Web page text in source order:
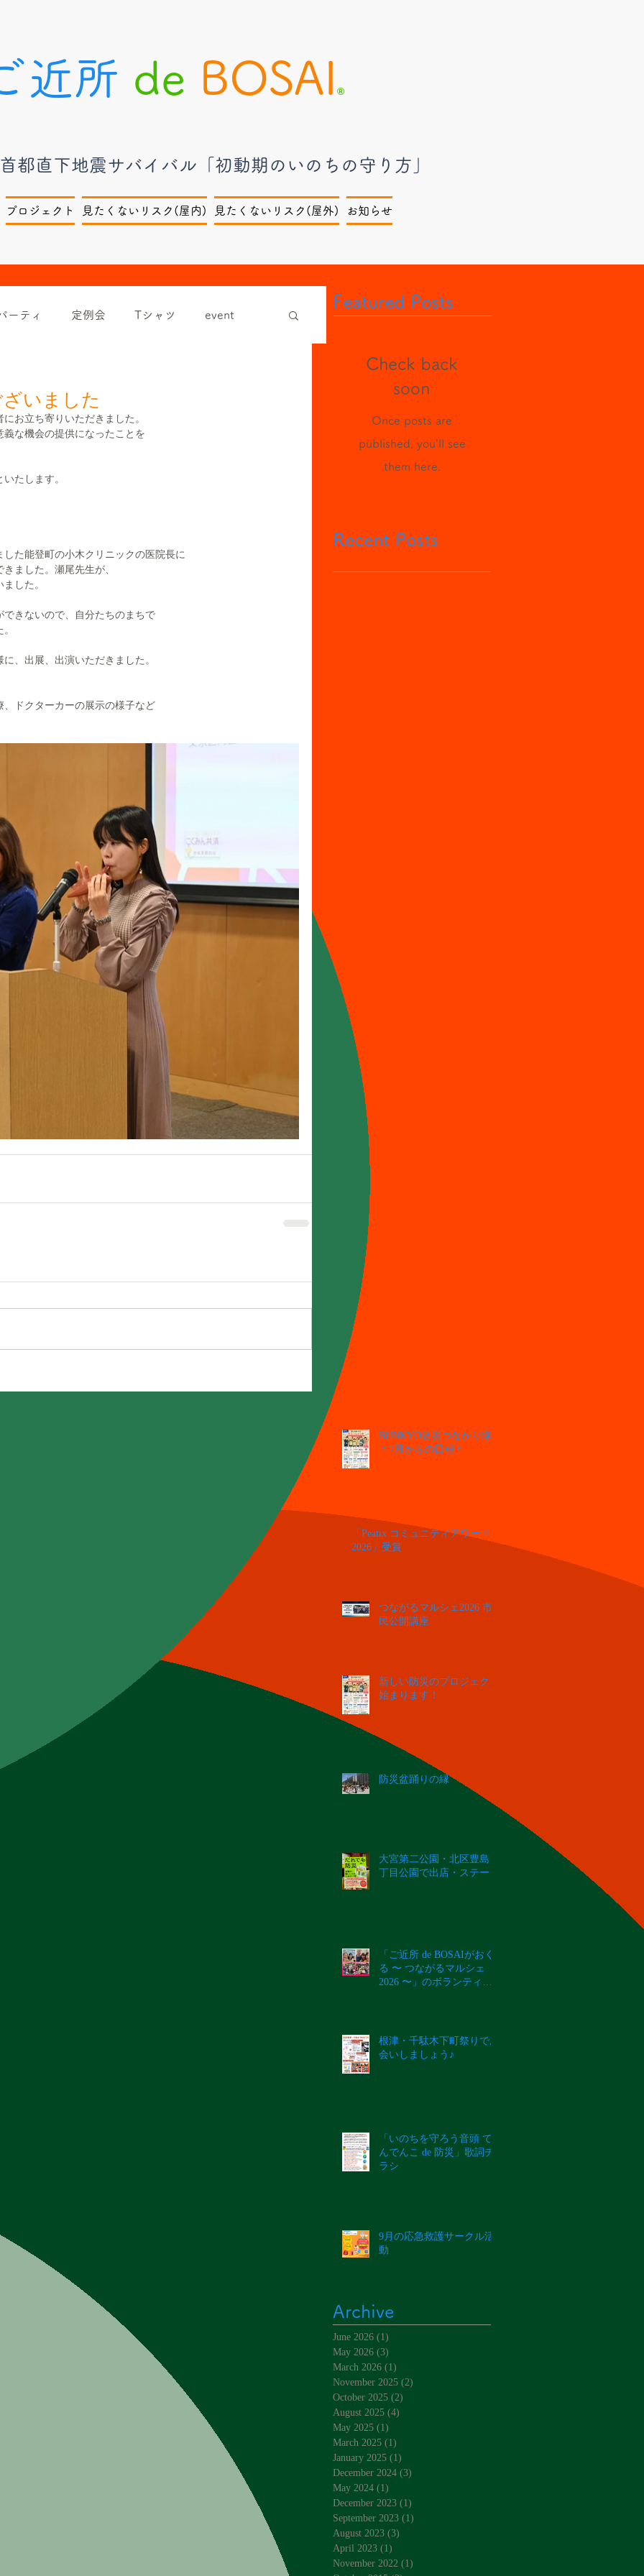
近所 de BOSAI ®︎
都直下地震サバイバル「初動期のいのちの守り方」
プロジェクト 見たくないリスク(屋内) 見たくないリスク(屋外) お知らせ
ーティ 定例会 Tシャツ event
いました
お立ち寄りいただきました。
な機会の提供になったことを
たします。
た能登町の小木クリニックの医院長に
ました。瀬尾先生が、
した。
きないので、自分たちのまちで
、出展、出演いただきました。
、ドクターカーの展示の様子など
Featured Posts
Check back
soon
Once posts are
published, you’ll see
them here.
Recent Posts
BUNKYO防災つながり隊
＊7月からの日程＊
「Peatix コミュニティアワード
2026」受賞
つながるマルシェ2026 市
民公開講座
新しい防災のプロジェクト
始まります！
防災盆踊りの縁
大宮第二公園・北区豊島５
丁目公園で出店・ステージ
「ご近所 de BOSAIがおく
る 〜 つながるマルシェ
2026 〜」のボランティ
根津・千駄木下町祭りでお
会いしましょう♪
「いのちを守ろう音頭 て
んでんこ de 防災」歌詞チ
ラシ
9月の応急救護サークル活
動
Archive
June 2026 (1)
May 2026 (3)
March 2026 (1)
November 2025 (2)
October 2025 (2)
August 2025 (4)
May 2025 (1)
March 2025 (1)
January 2025 (1)
December 2024 (3)
May 2024 (1)
December 2023 (1)
September 2023 (1)
August 2023 (3)
April 2023 (1)
November 2022 (1)